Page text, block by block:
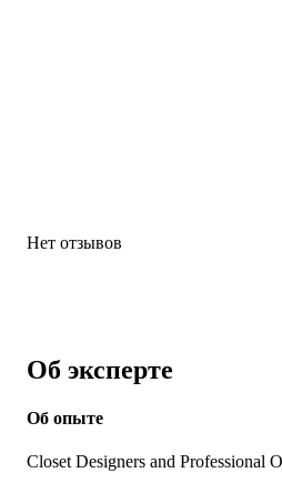
Нет отзывов
Об эксперте
Об опыте
Closet Designers and Professional